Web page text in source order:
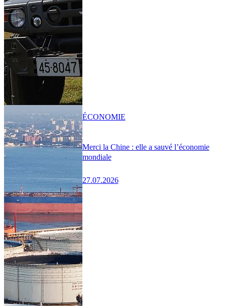
Merci la Chine : elle a sauvé l’économie
mondiale
27.07.2026
ÉCONOMIE